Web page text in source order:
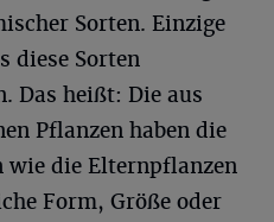
Sorten. Einzige
diese Sorten
Das heißt: Die aus
Pflanzen haben die
wie die Elternpflanzen
Form, Größe oder